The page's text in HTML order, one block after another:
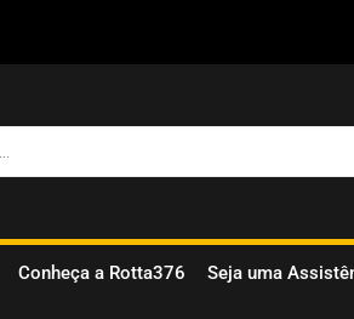
Conheça a Rotta376 Seja uma